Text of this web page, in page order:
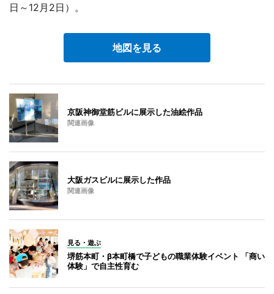
日～12月2日）。
地図を見る
京阪神御堂筋ビルに展示した油絵作品
関連画像
大阪ガスビルに展示した作品
関連画像
見る・遊ぶ
堺筋本町・β本町橋で子どもの職業体験イベント 「商い
体験」で自主性育む